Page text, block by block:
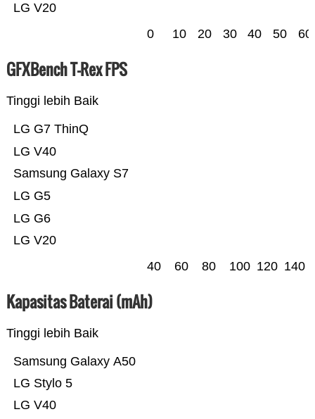
LG V20
0 10 20 30 40 50 60
GFXBench T-Rex FPS
Tinggi lebih Baik
LG V20
LG G6
LG G5
Samsung Galaxy S7
LG V40
LG G7 ThinQ
40 60 80 100 120 140
Kapasitas Baterai (mAh)
Tinggi lebih Baik
LG V40
LG Stylo 5
Samsung Galaxy A50